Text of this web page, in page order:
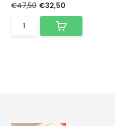
€47,50 €32,50